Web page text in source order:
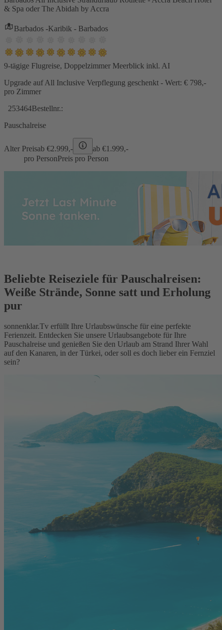
& Spa oder The Abidah by Accra
Barbados -Karibik - Barbados
9-tägige Flugreise, Doppelzimmer Meerblick inkl. AI
Upgrade auf All Inclusive Verpflegung geschenkt - Wert: € 798,-
pro Zimmer
253464Bestellnr.:
Pauschalreise
Alter Preisab €2.999,- ab €1.999,-
pro PersonPreis pro Person
Beliebte Reiseziele für Pauschalreisen:
Weiße Strände, Sonne satt und Erholung
pur
sonnenklar.Tv erfüllt Ihre Urlaubswünsche für eine perfekte
Ferienzeit. Entdecken Sie unsere Urlaubsangebote für Ihre
Pauschalreise und genießen Sie den Urlaub am Strand Ihrer Wahl
auf den Kanaren, in der Türkei, oder soll es doch lieber ein Fernziel
sein?